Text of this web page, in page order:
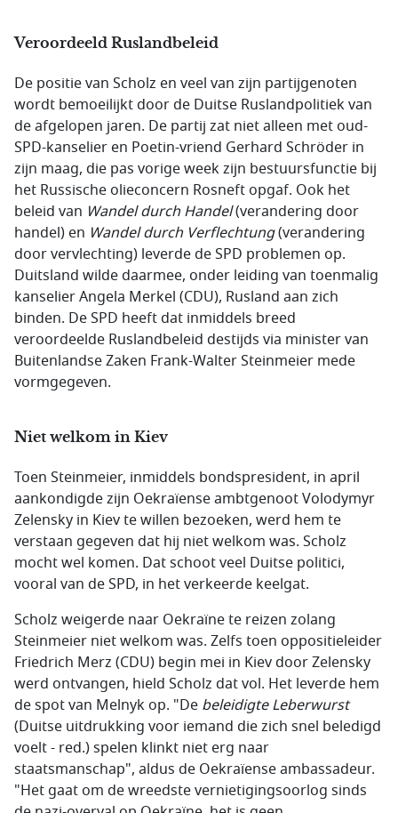
Veroordeeld Ruslandbeleid
De positie van Scholz en veel van zijn partijgenoten
wordt bemoeilijkt door de Duitse Ruslandpolitiek van
de afgelopen jaren. De partij zat niet alleen met oud-
SPD-kanselier en Poetin-vriend Gerhard Schröder in
zijn maag, die pas vorige week zijn bestuursfunctie bij
het Russische olieconcern Rosneft opgaf. Ook het
beleid van Wandel durch Handel(verandering door
handel) en Wandel durch Verflechtung(verandering
door vervlechting) leverde de SPD problemen op.
Duitsland wilde daarmee, onder leiding van toenmalig
kanselier Angela Merkel (CDU), Rusland aan zich
binden. De SPD heeft dat inmiddels breed
veroordeelde Ruslandbeleid destijds via minister van
Buitenlandse Zaken Frank-Walter Steinmeier mede
vormgegeven.
Niet welkom in Kiev
Toen Steinmeier, inmiddels bondspresident, in april
aankondigde zijn Oekraïense ambtgenoot Volodymyr
Zelensky in Kiev te willen bezoeken, werd hem te
verstaan gegeven dat hij niet welkom was. Scholz
mocht wel komen. Dat schoot veel Duitse politici,
vooral van de SPD, in het verkeerde keelgat.
Scholz weigerde naar Oekraïne te reizen zolang
Steinmeier niet welkom was. Zelfs toen oppositieleider
Friedrich Merz (CDU) begin mei in Kiev door Zelensky
werd ontvangen, hield Scholz dat vol. Het leverde hem
de spot van Melnyk op. "De beleidigte Leberwurst
(Duitse uitdrukking voor iemand die zich snel beledigd
voelt - red.) spelen klinkt niet erg naar
staatsmanschap", aldus de Oekraïense ambassadeur.
"Het gaat om de wreedste vernietigingsoorlog sinds